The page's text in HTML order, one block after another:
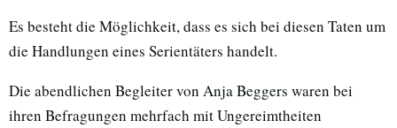
Es besteht die Möglichkeit, dass es sich bei diesen Taten um
die Handlungen eines Serientäters handelt.
Die abendlichen Begleiter von Anja Beggers waren bei
ihren Befragungen mehrfach mit Ungereimtheiten